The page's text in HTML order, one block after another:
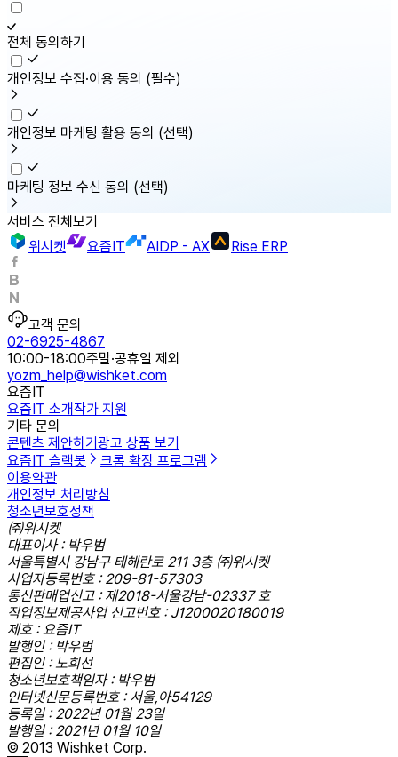
전체 동의하기
개인정보 수집·이용 동의 (필수)
개인정보 마케팅 활용 동의 (선택)
마케팅 정보 수신 동의 (선택)
서비스 전체보기
위시켓
요즘IT AIDP - AX Rise ERP
고객 문의
02-6925-4867
10:00-18:00주말·공휴일 제외
yozm_help@wishket.com
요즘IT
요즘IT 소개작가 지원
기타 문의
콘텐츠 제안하기광고 상품 보기
요즘IT 슬랙봇
크롬 확장 프로그램
이용약관
개인정보 처리방침
청소년보호정책
㈜위시켓
대표이사 : 박우범
서울특별시 강남구 테헤란로 211 3층 ㈜위시켓
사업자등록번호 : 209-81-57303
통신판매업신고 : 제2018-서울강남-02337 호
직업정보제공사업 신고번호 : J1200020180019
제호 : 요즘IT
발행인 : 박우범
편집인 : 노희선
청소년보호책임자 : 박우범
인터넷신문등록번호 : 서울,아54129
등록일 : 2022년 01월 23일
발행일 : 2021년 01월 10일
© 2013 Wishket Corp.